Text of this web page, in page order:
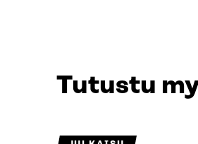
Tutustu